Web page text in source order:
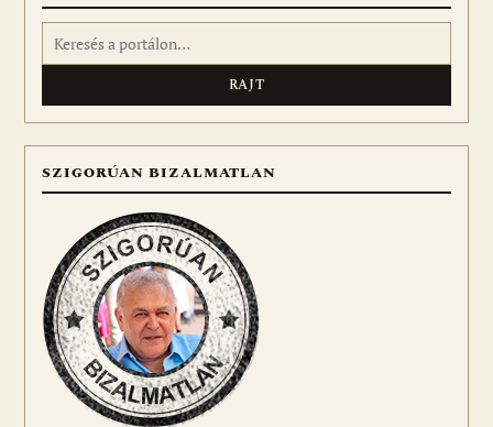
Keresés:
SZIGORÚAN BIZALMATLAN